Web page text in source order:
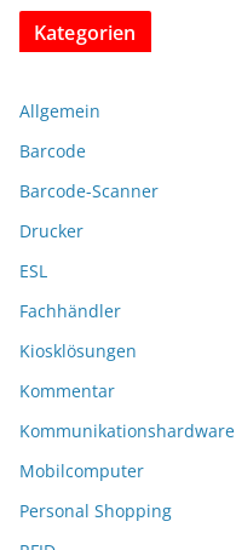
Kategorien
Allgemein
Barcode
Barcode-Scanner
Drucker
ESL
Fachhändler
Kiosklösungen
Kommentar
Kommunikationshardware
Mobilcomputer
Personal Shopping